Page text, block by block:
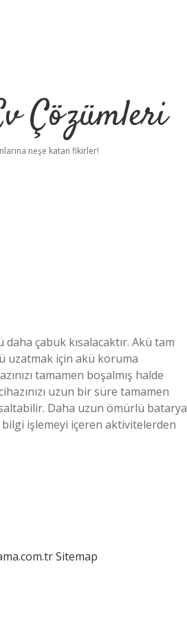
Çözümleri
neşe katan fikirler!
çabuk kısalacaktır. Akü tam
uzatmak için akü koruma
tamamen boşalmış halde
uzun bir süre tamamen
Daha uzun ömürlü batarya
bilgi işlemeyi içeren aktivitelerden
Sitemap